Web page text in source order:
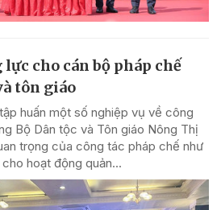
cho cán bộ pháp chế
tôn giáo
huấn một số nghiệp vụ về công
Bộ Dân tộc và Tôn giáo Nông Thị
trọng của công tác pháp chế như
hoạt động quản...